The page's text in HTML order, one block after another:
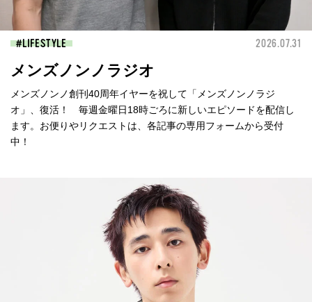
LIFESTYLE 2026.07.31
メンズノンノラジオ
メンズノンノ創刊40周年イヤーを祝して「メンズノンノラジ
オ」、復活！ 毎週金曜日18時ごろに新しいエピソードを配信し
ます。お便りやリクエストは、各記事の専用フォームから受付
中！